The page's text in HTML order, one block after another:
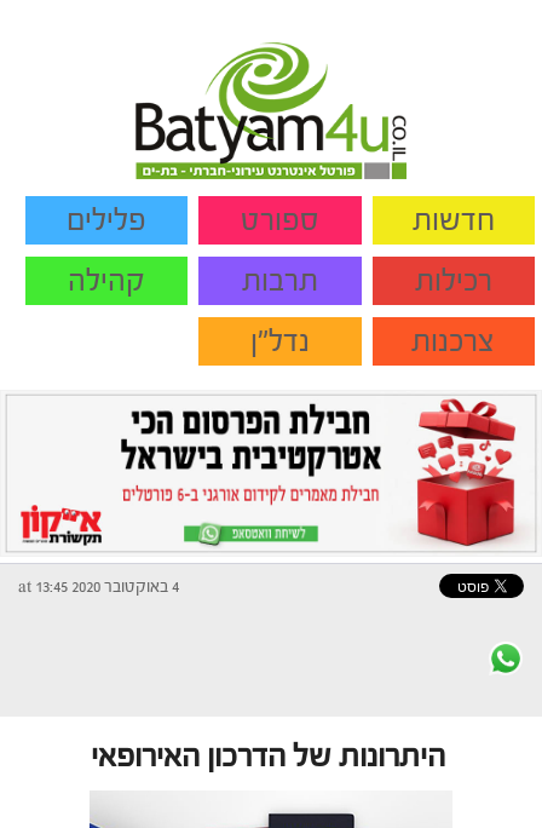
חדשות ספורט
פלילים
רכילות
תרבות
קהילה
צרכנות
נדל"ן
4 באוקטובר 2020 at 13:45
היתרונות של הדרכון האירופאי